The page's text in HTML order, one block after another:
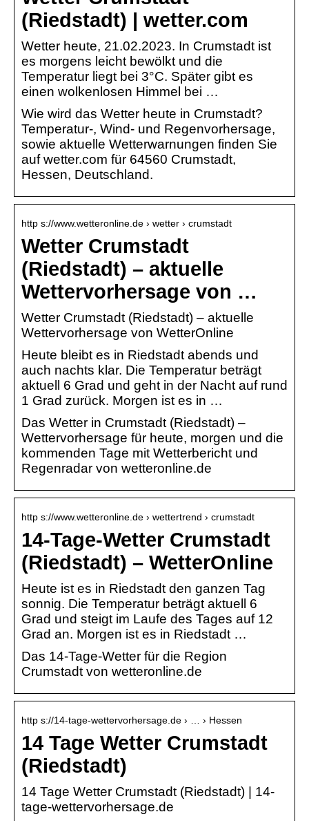
(Riedstadt) | wetter.com
Wetter heute, 21.02.2023. In Crumstadt ist
es morgens leicht bewölkt und die
Temperatur liegt bei 3°C. Später gibt es
einen wolkenlosen Himmel bei …
Wie wird das Wetter heute in Crumstadt?
Temperatur-, Wind- und Regenvorhersage,
sowie aktuelle Wetterwarnungen finden Sie
auf wetter.com für 64560 Crumstadt,
Hessen, Deutschland.
http s://www.wetteronline.de › wetter › crumstadt
Wetter Crumstadt
(Riedstadt) – aktuelle
Wettervorhersage von …
Wetter Crumstadt (Riedstadt) – aktuelle
Wettervorhersage von WetterOnline
Heute bleibt es in Riedstadt abends und
auch nachts klar. Die Temperatur beträgt
aktuell 6 Grad und geht in der Nacht auf rund
1 Grad zurück. Morgen ist es in …
Das Wetter in Crumstadt (Riedstadt) –
Wettervorhersage für heute, morgen und die
kommenden Tage mit Wetterbericht und
Regenradar von wetteronline.de
http s://www.wetteronline.de › wettertrend › crumstadt
14-Tage-Wetter Crumstadt
(Riedstadt) – WetterOnline
Heute ist es in Riedstadt den ganzen Tag
sonnig. Die Temperatur beträgt aktuell 6
Grad und steigt im Laufe des Tages auf 12
Grad an. Morgen ist es in Riedstadt …
Das 14-Tage-Wetter für die Region
Crumstadt von wetteronline.de
http s://14-tage-wettervorhersage.de › … › Hessen
14 Tage Wetter Crumstadt
(Riedstadt)
14 Tage Wetter Crumstadt (Riedstadt) | 14-
tage-wettervorhersage.de